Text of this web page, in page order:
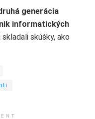
generácia
informatických
skúšky, ako